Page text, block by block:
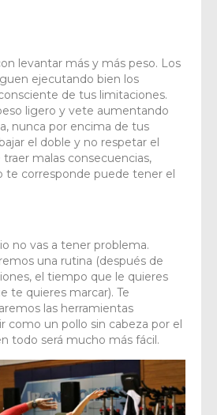
levantar más y más peso. Los
ejecutando bien los
de tus limitaciones.
ligero y vete aumentando
nunca por encima de tus
el doble y no respetar el
malas consecuencias,
te corresponde puede tener el
no vas a tener problema.
una rutina (después de
el tiempo que le quieres
te quieres marcar). Te
las herramientas
como un pollo sin cabeza por el
todo será mucho más fácil.